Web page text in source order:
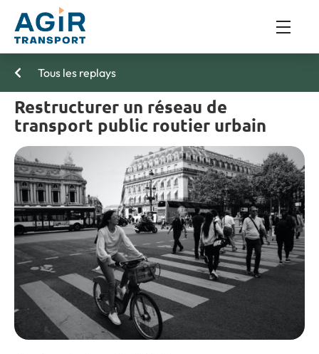
Tous les replays
Restructurer un réseau de
transport public routier urbain